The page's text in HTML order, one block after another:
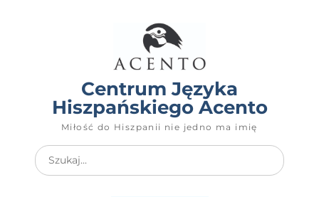
Centrum Języka
Hiszpańskiego Acento
Miłość do Hiszpanii nie jedno ma imię